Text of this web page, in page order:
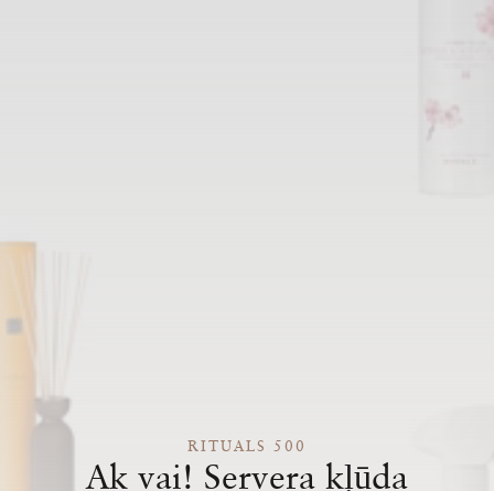
RITUALS 500
Ak vai! Servera kļūda